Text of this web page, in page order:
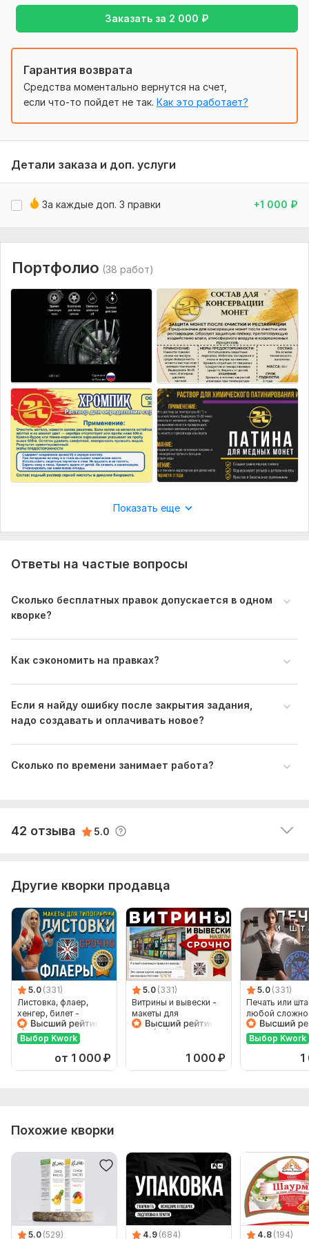
Заказать за 2 000 ₽
текста в макете - считается правкой). Допускается
ТРИ бесплатных правки в макетах.
Лого для размещения на этикетке требуется в
Фото продукции должно быть не менее 300рх
Обращайтесь - и не пожалеете!
Гарантия возврата
Средства моментально вернутся на счет,
если что-то пойдет не так. Как это работает?
Детали заказа и доп. услуги
За каждые доп. 3 правки +1 000 ₽
Портфолио (38 работ)
Показать еще
Ответы на частые вопросы
Сколько бесплатных правок допускается в одном
кворке?
Как сэкономить на правках?
Если я найду ошибку после закрытия задания,
надо создавать и оплачивать новое?
Сколько по времени занимает работа?
42 отзыва 5.0
Рейтинги по критериям
Скорость
5
Качество
5
Коммуникация
5
mikhailovayuliya2 4 дня назад
Нет отзыва
Shuvalov85 11 дней назад
Приятно иметь дело!
Ответ продавца Читать
S Shuvalov85 11 дней назад
Рекомендую!
S Shuvalov85
Ответ продавца
abalexyv 13 дней назад
Ответ продавца Читать
Другие кворки продавца
5.0 (331)
Листовка, флаер,
хенгер, билет -
срочно макеты для
типографии
Выбор Kwork
от 1 000 ₽
5.0 (331)
Витрины и вывески -
макеты для
типографии
1 000 ₽
5.0 (331)
Печать или
любой
любом языке -
и макет
Выбор Kwork
Похожие кворки
5.0 (529) 4.9 (684) 4.8 (194)